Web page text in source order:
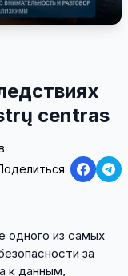
centras
одного из самых
за
к данным,